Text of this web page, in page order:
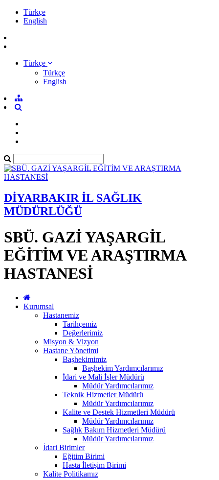
Türkçe
English
Türkçe
Türkçe
English
DİYARBAKIR İL SAĞLIK
MÜDÜRLÜĞÜ
SBÜ. GAZİ YAŞARGİL
EĞİTİM VE ARAŞTIRMA
HASTANESİ
Kurumsal
Hastanemiz
Tarihçemiz
Değerlerimiz
Misyon & Vizyon
Hastane Yönetimi
Başhekimimiz
Başhekim Yardımcılarımız
İdari ve Mali İşler Müdürü
Müdür Yardımcılarımız
Teknik Hizmetler Müdürü
Müdür Yardımcılarımız
Kalite ve Destek Hizmetleri Müdürü
Müdür Yardımcılarımız
Sağlık Bakım Hizmetleri Müdürü
Müdür Yardımcılarımız
İdari Birimler
Eğitim Birimi
Hasta İletişim Birimi
Kalite Politikamız